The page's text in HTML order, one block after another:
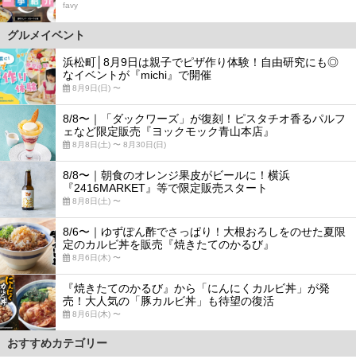
favy
グルメイベント
浜松町│8月9日は親子でピザ作り体験！自由研究にも◎
なイベントが『michi』で開催
8月9日(日) 〜
8/8〜｜「ダックワーズ」が復刻！ピスタチオ香るパルフ
ェなど限定販売『ヨックモック青山本店』
8月8日(土) 〜 8月30日(日)
8/8〜｜朝食のオレンジ果皮がビールに！横浜
『2416MARKET』等で限定販売スタート
8月8日(土) 〜
8/6〜｜ゆずぽん酢でさっぱり！大根おろしをのせた夏限
定のカルビ丼を販売『焼きたてのかるび』
8月6日(木) 〜
『焼きたてのかるび』から「にんにくカルビ丼」が発
売！大人気の「豚カルビ丼」も待望の復活
8月6日(木) 〜
おすすめカテゴリー